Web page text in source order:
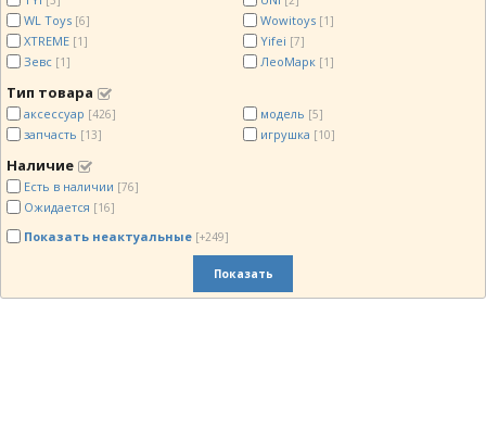
WL Toys [6] Wowitoys [1]
XTREME [1] Yifei [7]
Зевс [1] ЛеоМарк [1]
Тип товара
аксессуар [426] модель [5]
запчасть [13] игрушка [10]
Наличие
Есть в наличии [76]
Ожидается [16]
Показать неактуальные [+249]
Показать